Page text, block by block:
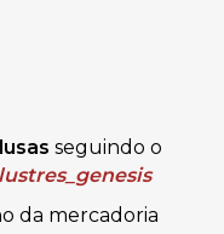
seguindo o
da mercadoria